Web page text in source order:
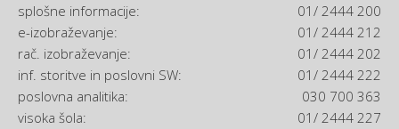
splošne informacije:
01/ 2444 200
e-izobraževanje:
01/ 2444 212
rač. izobraževanje:
01/ 2444 202
inf. storitve in poslovni SW:
01/ 2444 222
poslovna analitika:
030 700 363
visoka šola:
01/ 2444 227